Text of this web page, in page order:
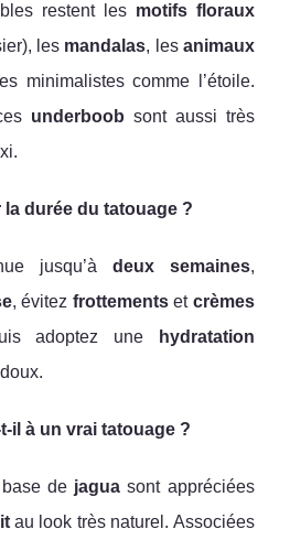
restent les motifs floraux
les mandalas, les animaux
minimalistes comme l’étoile.
underboob sont aussi très
durée du tatouage ?
jusqu’à deux semaines,
, évitez frottementset crèmes
adoptez une
hydratation
il à un vrai tatouage ?
de jagua sont appréciées
au look très naturel. Associées